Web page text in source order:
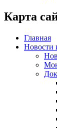
Карта
Главная
Новости